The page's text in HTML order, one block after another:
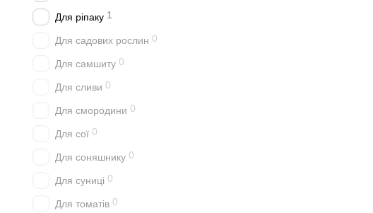
Для ріпаку 1
Для садових рослин 0
Для самшиту 0
Для сливи 0
Для смородини 0
Для сої 0
Для соняшнику 0
Для суниці 0
Для томатів 0